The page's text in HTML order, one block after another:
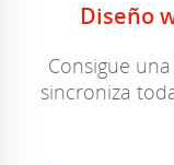
Diseño
Consigue
sincroniza